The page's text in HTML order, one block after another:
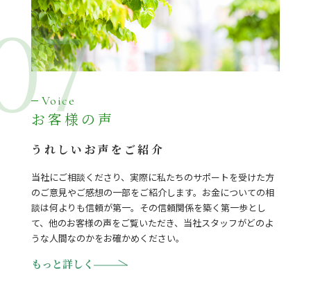
Voice
お客様の声
うれしいお声をご紹介
当社にご相談くださり、実際に私たちのサポートを受けた方
のご意見やご感想の一部をご紹介します。お金についての相
談は何よりも信頼が第一。その信頼関係を築く第一歩とし
て、他のお客様の声をご覧いただき、当社スタッフがどのよ
うな人間なのかをお確かめください。
もっと詳しく